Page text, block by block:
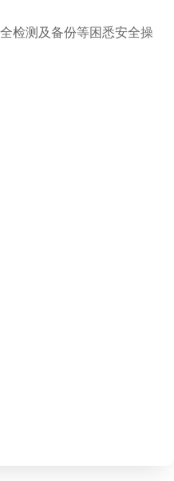
检测及备份等困悉安全操